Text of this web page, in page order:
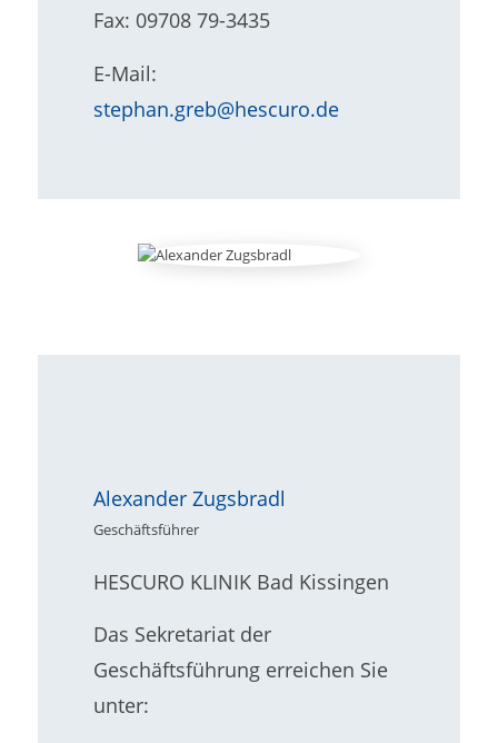
Fax: 09708 79-3435
E-Mail:
stephan.greb@hescuro.de
Alexander Zugsbradl
Geschäftsführer
HESCURO KLINIK Bad Kissingen
Das Sekretariat der
Geschäftsführung erreichen Sie
unter: